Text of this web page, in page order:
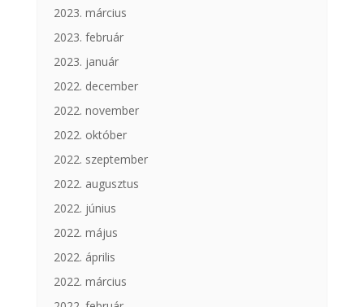
2023. március
2023. február
2023. január
2022. december
2022. november
2022. október
2022. szeptember
2022. augusztus
2022. június
2022. május
2022. április
2022. március